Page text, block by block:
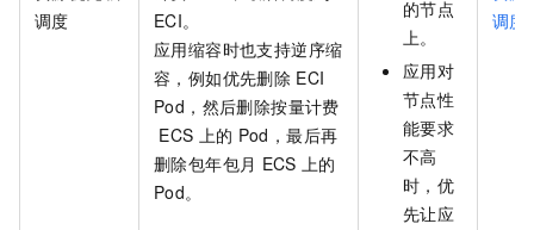
调度
ECI。
应用缩容时也支持逆序缩
容，例如优先删除 ECI
Pod，然后删除按量计费
ECS 上的 Pod，最后再
删除包年包月 ECS 上的
Pod。
的节点
上。
应用对
节点性
能要求
不高
时，优
先让应
调度